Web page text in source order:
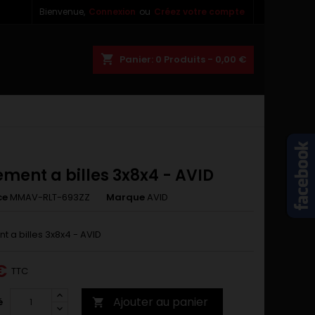
Bienvenue, Connexion ou Créez votre compte
shopping_cart Panier: 0 Produits - 0,00 €
a billes 3x8x4 - AVID
MMAV-RLT-693ZZ Marque AVID
a billes 3x8x4 - AVID
TTC
 Ajouter au panier